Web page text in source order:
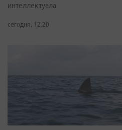
интеллектуала
сегодня, 12:20